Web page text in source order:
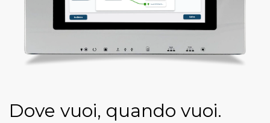
Dove vuoi, quando vuoi.